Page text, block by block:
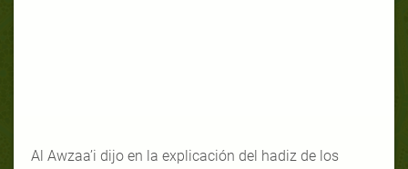
Al Awzaa’i dijo en la explicación del hadiz de los